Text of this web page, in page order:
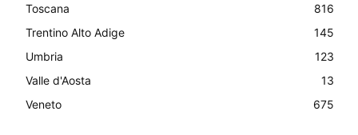
Toscana
816
Trentino Alto Adige
145
Umbria
123
Valle d'Aosta
13
Veneto
675